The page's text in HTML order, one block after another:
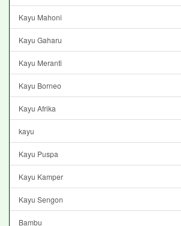
Kayu Mahoni
Kayu Gaharu
Kayu Meranti
Kayu Borneo
Kayu Afrika
kayu
Kayu Puspa
Kayu Kamper
Kayu Sengon
Bambu